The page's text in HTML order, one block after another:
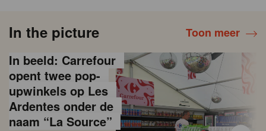
In the picture Toon meer
In beeld: Carrefour
opent twee pop-
upwinkels op Les
Ardentes onder de
naam “La Source”